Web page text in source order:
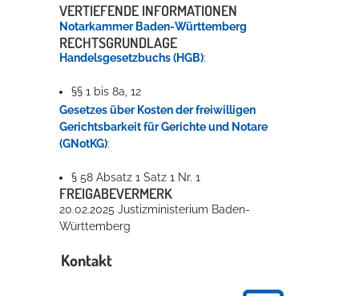
VERTIEFENDE INFORMATIONEN
Notarkammer Baden-Württemberg
RECHTSGRUNDLAGE
Handelsgesetzbuchs (HGB):
§§ 1 bis 8a, 12
Gesetzes über Kosten der freiwilligen
Gerichtsbarkeit für Gerichte und Notare
(GNotKG):
§ 58 Absatz 1 Satz 1 Nr. 1
FREIGABEVERMERK
20.02.2025 Justizministerium Baden-
Württemberg
Kontakt